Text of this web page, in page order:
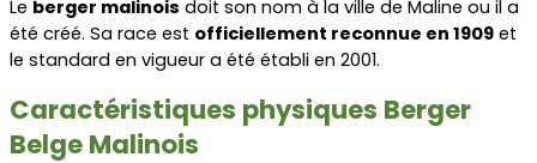
Le berger malinois doit son nom à la ville de Maline ou il a
été créé. Sa race est officiellement reconnue en 1909 et
le standard en vigueur a été établi en 2001.
Caractéristiques physiques Berger
Belge Malinois